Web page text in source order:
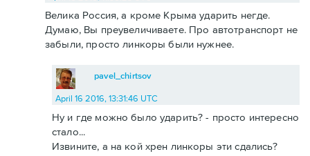
Велика Россия, а кроме Крыма ударить негде.
Думаю, Вы преувеличиваете. Про автотранспорт не
забыли, просто линкоры были нужнее.
pavel_chirtsov
April 16 2016, 13:31:46 UTC
Ну и где можно было ударить? - просто интересно
стало...
Извините, а на кой хрен линкоры эти сдались?